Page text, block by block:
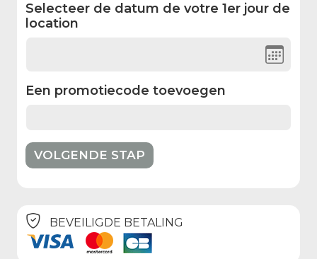
Selecteer de datum de votre 1er jour de
location
Een promotiecode toevoegen
BEVEILIGDE BETALING